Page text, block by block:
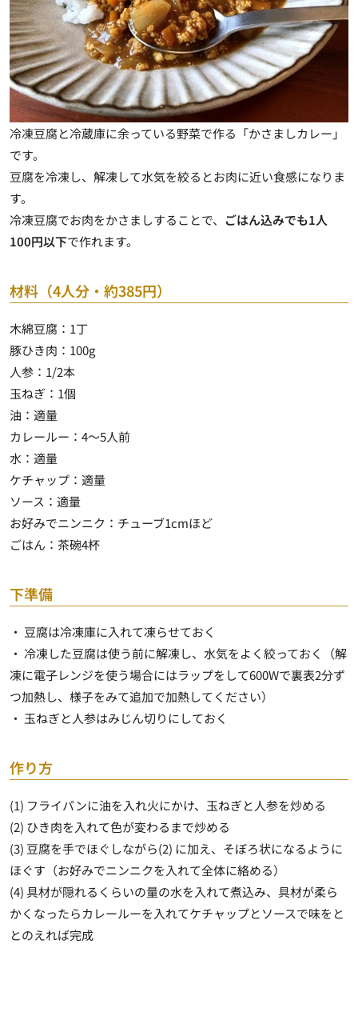
冷凍豆腐と冷蔵庫に余っている野菜で作る「かさましカレー」
です。
豆腐を冷凍し、解凍して水気を絞るとお肉に近い食感になりま
す。
冷凍豆腐でお肉をかさましすることで、 ごはん込みでも1人
100円以下で作れます。
材料（4人分・約385円）
木綿豆腐：1丁
豚ひき肉：100g
人参：1/2本
玉ねぎ：1個
油：適量
カレールー：4～5人前
水：適量
ケチャップ：適量
ソース：適量
お好みでニンニク：チューブ1cmほど
ごはん：茶碗4杯
下準備
・ 豆腐は冷凍庫に入れて凍らせておく
・ 冷凍した豆腐は使う前に解凍し、水気をよく絞っておく（解
凍に電子レンジを使う場合にはラップをして600Wで裏表2分ず
つ加熱し、様子をみて追加で加熱してください）
・ 玉ねぎと人参はみじん切りにしておく
作り方
(1) フライパンに油を入れ火にかけ、玉ねぎと人参を炒める
(2) ひき肉を入れて色が変わるまで炒める
(3) 豆腐を手でほぐしながら(2) に加え、そぼろ状になるように
ほぐす（お好みでニンニクを入れて全体に絡める）
(4) 具材が隠れるくらいの量の水を入れて煮込み、具材が柔ら
かくなったらカレールーを入れてケチャップとソースで味をと
とのえれば完成